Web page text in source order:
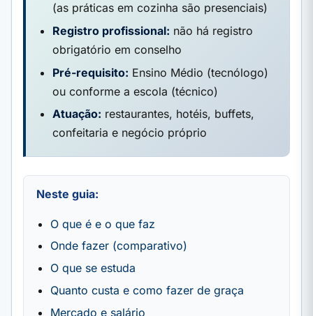
(as práticas em cozinha são presenciais)
Registro profissional: não há registro
obrigatório em conselho
Pré-requisito: Ensino Médio (tecnólogo)
ou conforme a escola (técnico)
Atuação: restaurantes, hotéis, buffets,
confeitaria e negócio próprio
Neste guia:
O que é e o que faz
Onde fazer (comparativo)
O que se estuda
Quanto custa e como fazer de graça
Mercado e salário